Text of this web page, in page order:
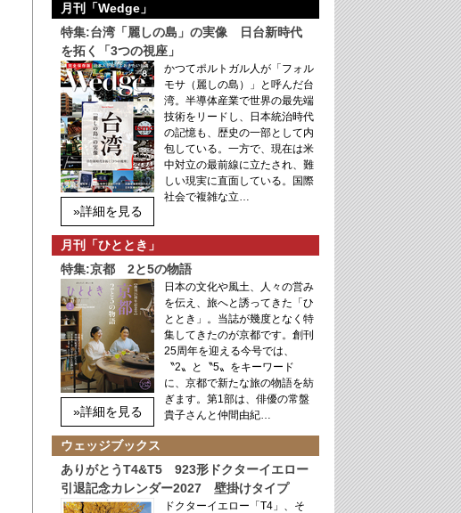
月刊「Wedge」
特集:台湾「麗しの島」の実像 日台新時代
を拓く「3つの視座」
»詳細を見る
かつてポルトガル人が「フォル
モサ（麗しの島）」と呼んだ台
湾。半導体産業で世界の最先端
技術をリードし、日本統治時代
の記憶も、歴史の一部として内
包している。一方で、現在は米
中対立の最前線に立たされ、難
しい現実に直面している。国際
社会で複雑な立…
月刊「ひととき」
特集:京都 2と5の物語
»詳細を見る
日本の文化や風土、人々の営み
を伝え、旅へと誘ってきた「ひ
ととき」。当誌が幾度となく特
集してきたのが京都です。創刊
25周年を迎える今号では、
〝2〟と〝5〟をキーワード
に、京都で新たな旅の物語を紡
ぎます。第1部は、俳優の常盤
貴子さんと仲間由紀…
ウェッジブックス
ありがとうT4&T5 923形ドクターイエロー
引退記念カレンダー2027 壁掛けタイプ
ドクターイエロー「T4」、そ